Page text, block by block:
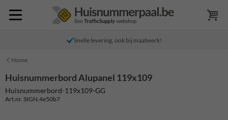
Snelle levering, ook bij maatwerk!
Home
Huisnummerbord Alupanel 119x109
Huisnummerbord-119x109-GG
Art.nr. SIGN.4e50b7